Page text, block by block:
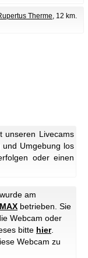
Therme, 12 km.
unseren Livecams
Umgebung los
oder einen
wurde am
betrieben. Sie
Webcam oder
bitte hier.
Webcam zu